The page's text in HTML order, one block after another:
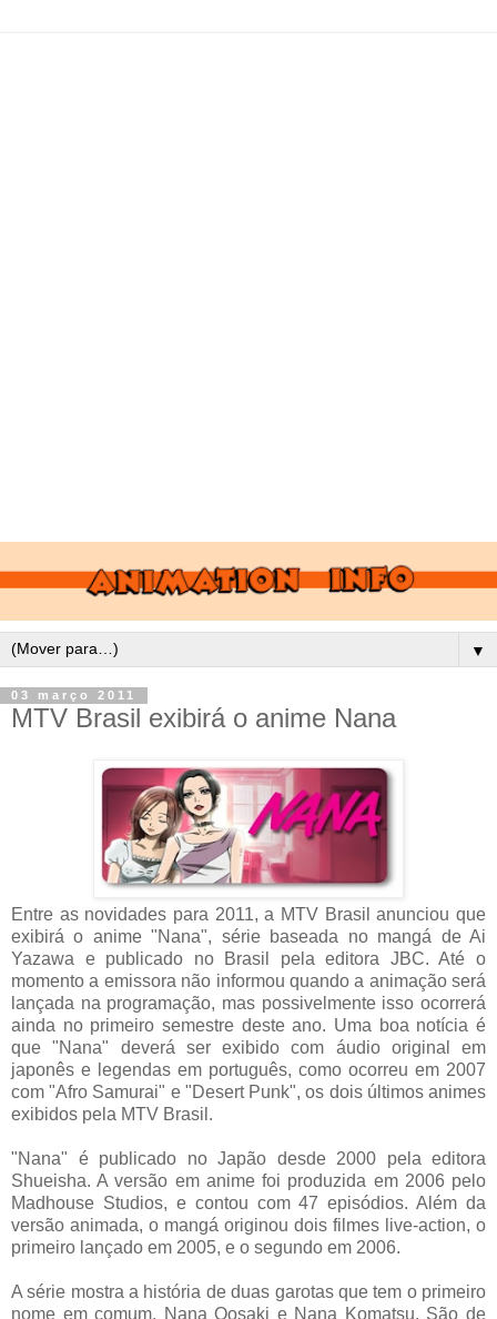
▼
03 março 2011
MTV Brasil exibirá o anime Nana
Entre as novidades para 2011, a MTV Brasil anunciou que
exibirá o anime "Nana", série baseada no mangá de Ai
Yazawa e publicado no Brasil pela editora JBC. Até o
momento a emissora não informou quando a animação será
lançada na programação, mas possivelmente isso ocorrerá
ainda no primeiro semestre deste ano. Uma boa notícia é
que "Nana" deverá ser exibido com áudio original em
japonês e legendas em português, como ocorreu em 2007
com "Afro Samurai" e "Desert Punk", os dois últimos animes
exibidos pela MTV Brasil.
"Nana" é publicado no Japão desde 2000 pela editora
Shueisha. A versão em anime foi produzida em 2006 pelo
Madhouse Studios, e contou com 47 episódios. Além da
versão animada, o mangá originou dois filmes live-action, o
primeiro lançado em 2005, e o segundo em 2006.
A série mostra a história de duas garotas que tem o primeiro
nome em comum, Nana Oosaki e Nana Komatsu. São de